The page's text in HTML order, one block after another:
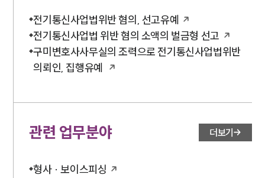
전기통신사업법위반 혐의, 선고유예
전기통신사업법 위반 혐의 소액의 벌금형 선고
구미변호사사무실의 조력으로 전기통신사업법위반
의뢰인, 집행유예
관련 업무분야 더보기
형사 · 보이스피싱